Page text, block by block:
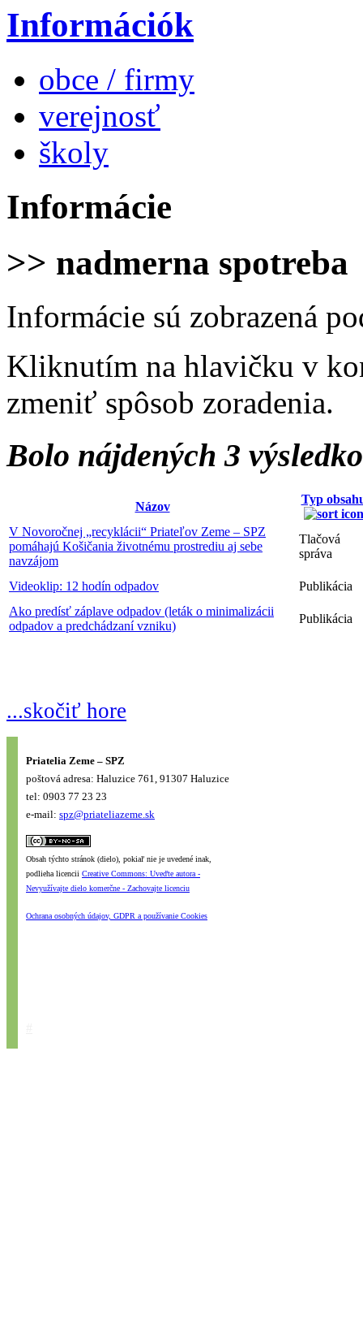
Információk
obce / firmy
verejnosť
školy
Informácie
>> nadmerna spotreba
Informácie sú zobrazená
Kliknutím na hlavičku v
zmeniť spôsob zoradenia.
Bolo nájdených 3
Názov
Typ
V Novoročnej „recyklácii“ Priateľov Zeme – SPZ
pomáhajú Košičania životnému prostrediu aj sebe
navzájom
Tlačová
správa
Videoklip: 12 hodín odpadov
Publikácia
Ako predísť záplave odpadov (leták o minimalizácii
odpadov a predchádzaní vzniku)
Publikácia
...skočiť hore
Priatelia Zeme – SPZ
poštová adresa: Haluzice 761, 91307 Haluzice
tel: 0903 77 23 23
e-mail: spz@priateliazeme.sk
Obsah týchto stránok (dielo), pokiaľ nie je uvedené inak,
podlieha licencii Creative Commons: Uveďte autora -
Nevyužívajte dielo komerčne - Zachovajte licenciu
Ochrana osobných údajov, GDPR a používanie Cookies